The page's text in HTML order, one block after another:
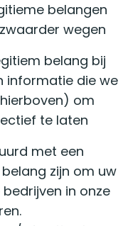
belangen
wegen
belang bij
informatie die we
om
te laten
met een
zijn om uw
in onze